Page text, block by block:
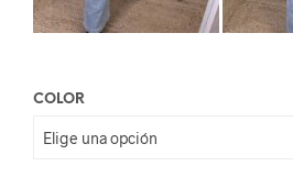
COLOR